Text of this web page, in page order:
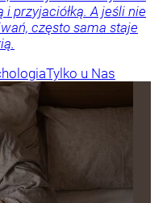
przyjaciółką. A jeśli nie
często sama staje
Tylko u Nas